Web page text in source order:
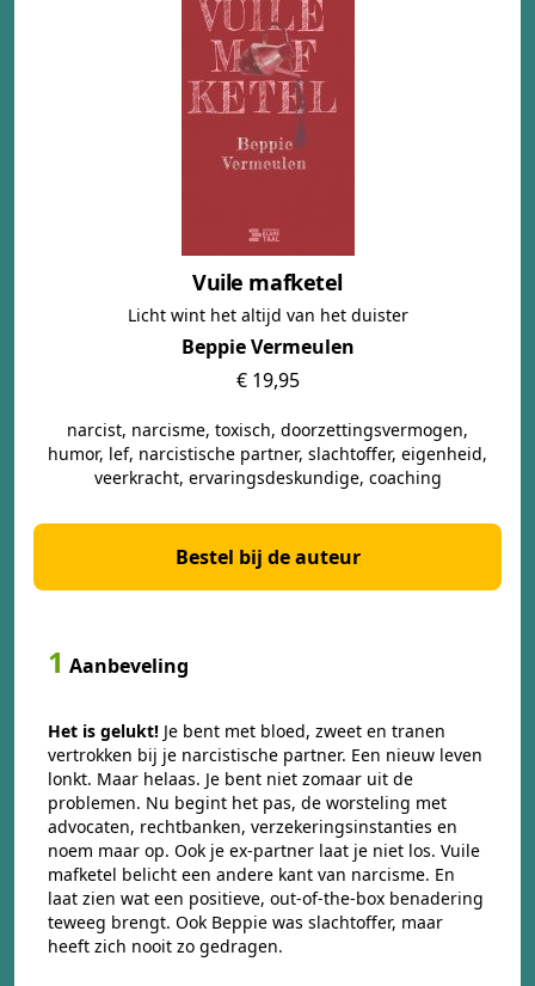
Vuile mafketel
Licht wint het altijd van het duister
Beppie Vermeulen
€ 19,95
narcist, narcisme, toxisch, doorzettingsvermogen,
humor, lef, narcistische partner, slachtoffer, eigenheid,
veerkracht, ervaringsdeskundige, coaching
Bestel bij de auteur
1 Aanbeveling
Het is gelukt! Je bent met bloed, zweet en tranen
vertrokken bij je narcistische partner. Een nieuw leven
lonkt. Maar helaas. Je bent niet zomaar uit de
problemen. Nu begint het pas, de worsteling met
advocaten, rechtbanken, verzekeringsinstanties en
noem maar op. Ook je ex-partner laat je niet los. Vuile
mafketel belicht een andere kant van narcisme. En
laat zien wat een positieve, out-of-the-box benadering
teweeg brengt. Ook Beppie was slachtoffer, maar
heeft zich nooit zo gedragen.